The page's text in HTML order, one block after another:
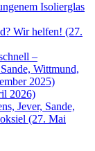
Isolierglas
Wir helfen! (27.
–
Wittmund,
2025)
2026)
Jever, Sande,
(27. Mai